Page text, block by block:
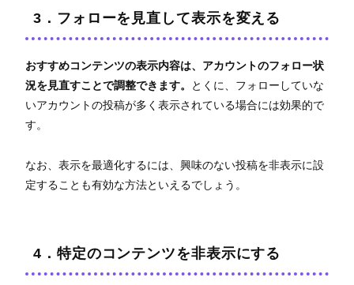
3．フォローを見直して表示を変える
おすすめコンテンツの表示内容は、アカウントのフォロー状
況を見直すことで調整できます。
とくに、フォローしていな
いアカウントの投稿が多く表示されている場合には効果的で
す。
なお、表示を最適化するには、興味のない投稿を非表示に設
定することも有効な方法といえるでしょう。
4．特定のコンテンツを非表示にする